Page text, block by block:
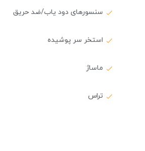
سنسورهای دود یاب/ضد حریق
استخر سر پوشیده
ماساژ
تراس